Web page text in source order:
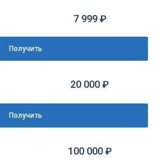
7 999 ₽
Получить
20 000 ₽
Получить
100 000 ₽